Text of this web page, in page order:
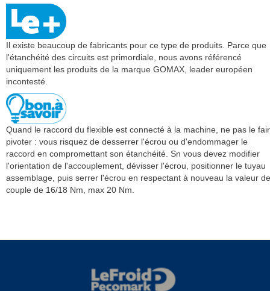
Il existe beaucoup de fabricants pour ce type de produits. Parce que
l'étanchéité des circuits est primordiale, nous avons référencé
uniquement les produits de la marque GOMAX, leader européen
incontesté.
Quand le raccord du flexible est connecté à la machine, ne pas le
pivoter : vous risquez de desserrer l'écrou ou d'endommager le
raccord en compromettant son étanchéité. Sn vous devez modifier
l'orientation de l'accouplement, dévisser l'écrou, positionner le tuyau
assemblage, puis serrer l'écrou en respectant à nouveau la valeur de
couple de 16/18 Nm, max 20 Nm.